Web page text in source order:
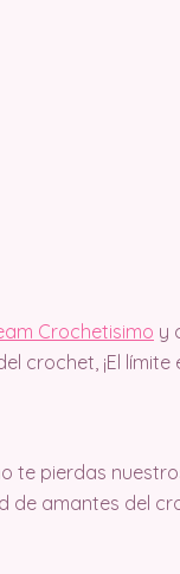
Crochetisimo y
crochet, ¡El
te pierdas
de amantes del